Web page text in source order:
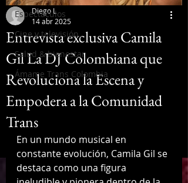
Espectáculos
Cine y televisión
Salud & bienestar
Ámame Trans Colombia
Entrevista exclusiva Camila
Gil La DJ Colombiana que
Revoluciona la Escena y
Empodera a la Comunidad
Trans
Diego L
14 abr 2025
En un mundo musical en
constante evolución, Camila Gil se
destaca como una figura